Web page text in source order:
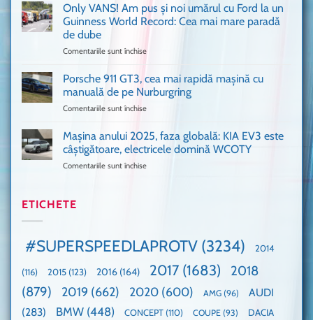
mașină
Ferrari
de
mulți
în
UK,
că
nevoie
de
Only VANS! Am pus și noi umărul cu Ford la un
Guinness World Record: Cea mai mare paradă
de dube
Comentariile sunt închise
Am
pus
umărul
cu
mai
mare
paradă
de
dube
Porsche 911 GT3, cea mai rapidă mașină cu
manuală de pe Nurburgring
Comentariile sunt închise
911
GT3,
cea
pe
Nurburgring
Mașina anului 2025, faza globală: KIA EV3 este
câștigătoare, electricele domină WCOTY
Comentariile sunt închise
EV3
câștigătoare,
domină
WCOTY
ETICHETE
#SUPERSPEEDLAPROTV (3234) 2014
(116) 2015 (123) 2016 (164) 2017 (1683)
2018
(879)
2019 (662) 2020 (600) AMG (96)
AUDI
(283)
BMW (448) CONCEPT (110) COUPE (93)
DACIA